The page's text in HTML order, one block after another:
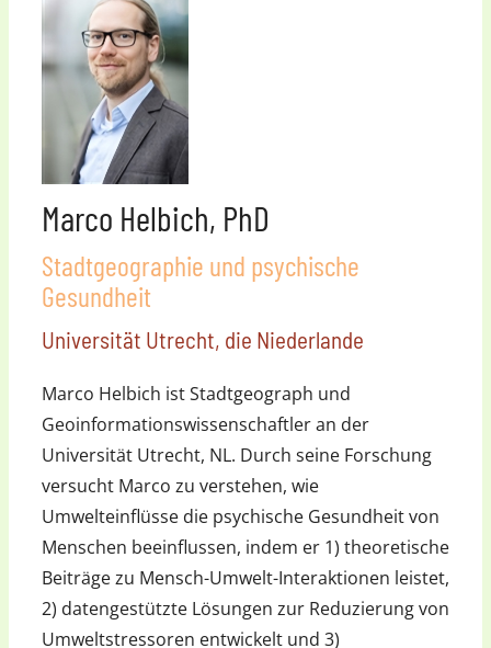
Marco Helbich, PhD
Stadtgeographie und psychische
Gesundheit
Universität Utrecht, die Niederlande
Marco Helbich ist Stadtgeograph und
Geoinformationswissenschaftler an der
Universität Utrecht, NL. Durch seine Forschung
versucht Marco zu verstehen, wie
Umwelteinflüsse die psychische Gesundheit von
Menschen beeinflussen, indem er 1) theoretische
Beiträge zu Mensch-Umwelt-Interaktionen leistet,
2) datengestützte Lösungen zur Reduzierung von
Umweltstressoren entwickelt und 3)